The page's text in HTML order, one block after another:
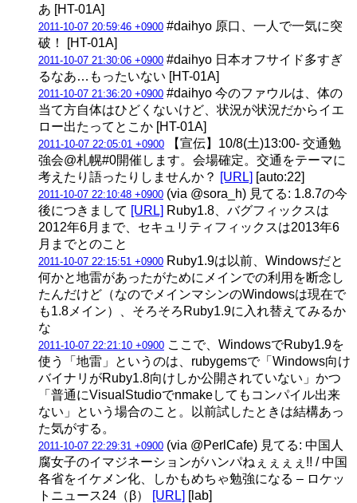
あ [HT-01A]
2011-10-07 20:59:46 +0900 #daihyo 原口、一人で一気に突
破！ [HT-01A]
2011-10-07 21:30:06 +0900 #daihyo 日本オフサイド多すぎ
るなあ…もったいない [HT-01A]
2011-10-07 21:36:20 +0900 #daihyo 今のファウルは、体の
当て方自体はひどくないけど、状況が状況だからイエ
ロー出たってとこか [HT-01A]
2011-10-07 22:05:01 +0900 【宣伝】10/8(土)13:00- 交通勉
強会@札幌#0開催します。会場確定。交通をテーマに
考えたり語ったりしませんか？ [URL] [auto:22]
2011-10-07 22:10:48 +0900 (via @sora_h) 見てる: 1.8.7の今
後につきまして [URL] Ruby1.8、バグフィックスは
2012年6月まで、セキュリティフィックスは2013年6
月までとのこと
2011-10-07 22:15:51 +0900 Ruby1.9は以前、Windowsだと
何かと地雷があったがためにメインでの利用を断念し
たんだけど（なのでメインマシンのWindowsは現在で
も1.8メイン）、そろそろRuby1.9に入れ替えてみるか
な
2011-10-07 22:21:10 +0900 ここで、WindowsでRuby1.9を
使う「地雷」というのは、rubygemsで「Windows向け
バイナリがRuby1.8向けしか公開されていない」かつ
「普通にVisualStudioでnmakeしてもコンパイル出来
ない」という場合のこと。以前試したときは結構あっ
た気がする。
2011-10-07 22:29:31 +0900 (via @PerlCafe) 見てる: 中国人
腐女子のイマジネーションがハンパねぇぇぇぇ!! / 中国
各省をイケメン化、しかもめちゃ勉強になる – ロケッ
トニュース24（β）
[URL] [lab]